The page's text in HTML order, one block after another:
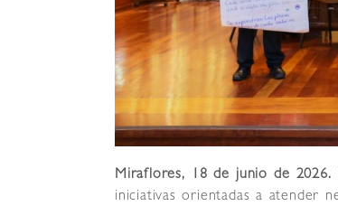
Miraflores, 18 de junio de 2026.
iniciativas orientadas a atender